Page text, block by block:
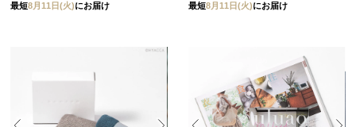
最短8月11日(火)にお届け 最短8月11日(火)にお届け